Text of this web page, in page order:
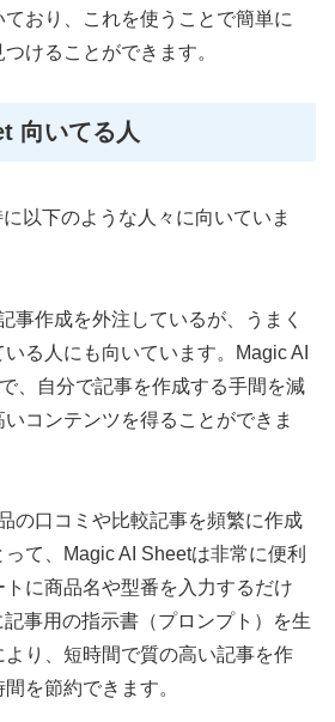
ており、これを使うことで簡単に
けることができます。
向いてる人
以下のような人々に向いていま
事作成を外注しているが、うまく
る人にも向いています。Magic AI
、自分で記事を作成する手間を減
コンテンツを得ることができま
の口コミや比較記事を頻繁に作成
て、Magic AI Sheetは非常に便利
に商品名や型番を入力するだけ
事用の指示書（プロンプト）を生
より、短時間で質の高い記事を作
を節約できます。